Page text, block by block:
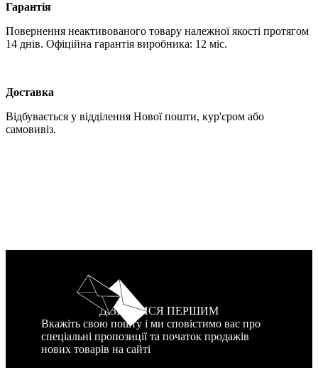
Гарантія
Повернення неактивованого товару належної якості протягом
14 днів. Офіційна гарантія виробника: 12 міс.
Доставка
Відбувається у відділення Нової пошти, кур'єром або
самовивіз.
ДІЗНАТИСЯ ПЕРШИМ
Вкажіть свою пошту і ми сповістимо вас про
спеціальні пропозиції та початок продажів
нових товарів на сайті